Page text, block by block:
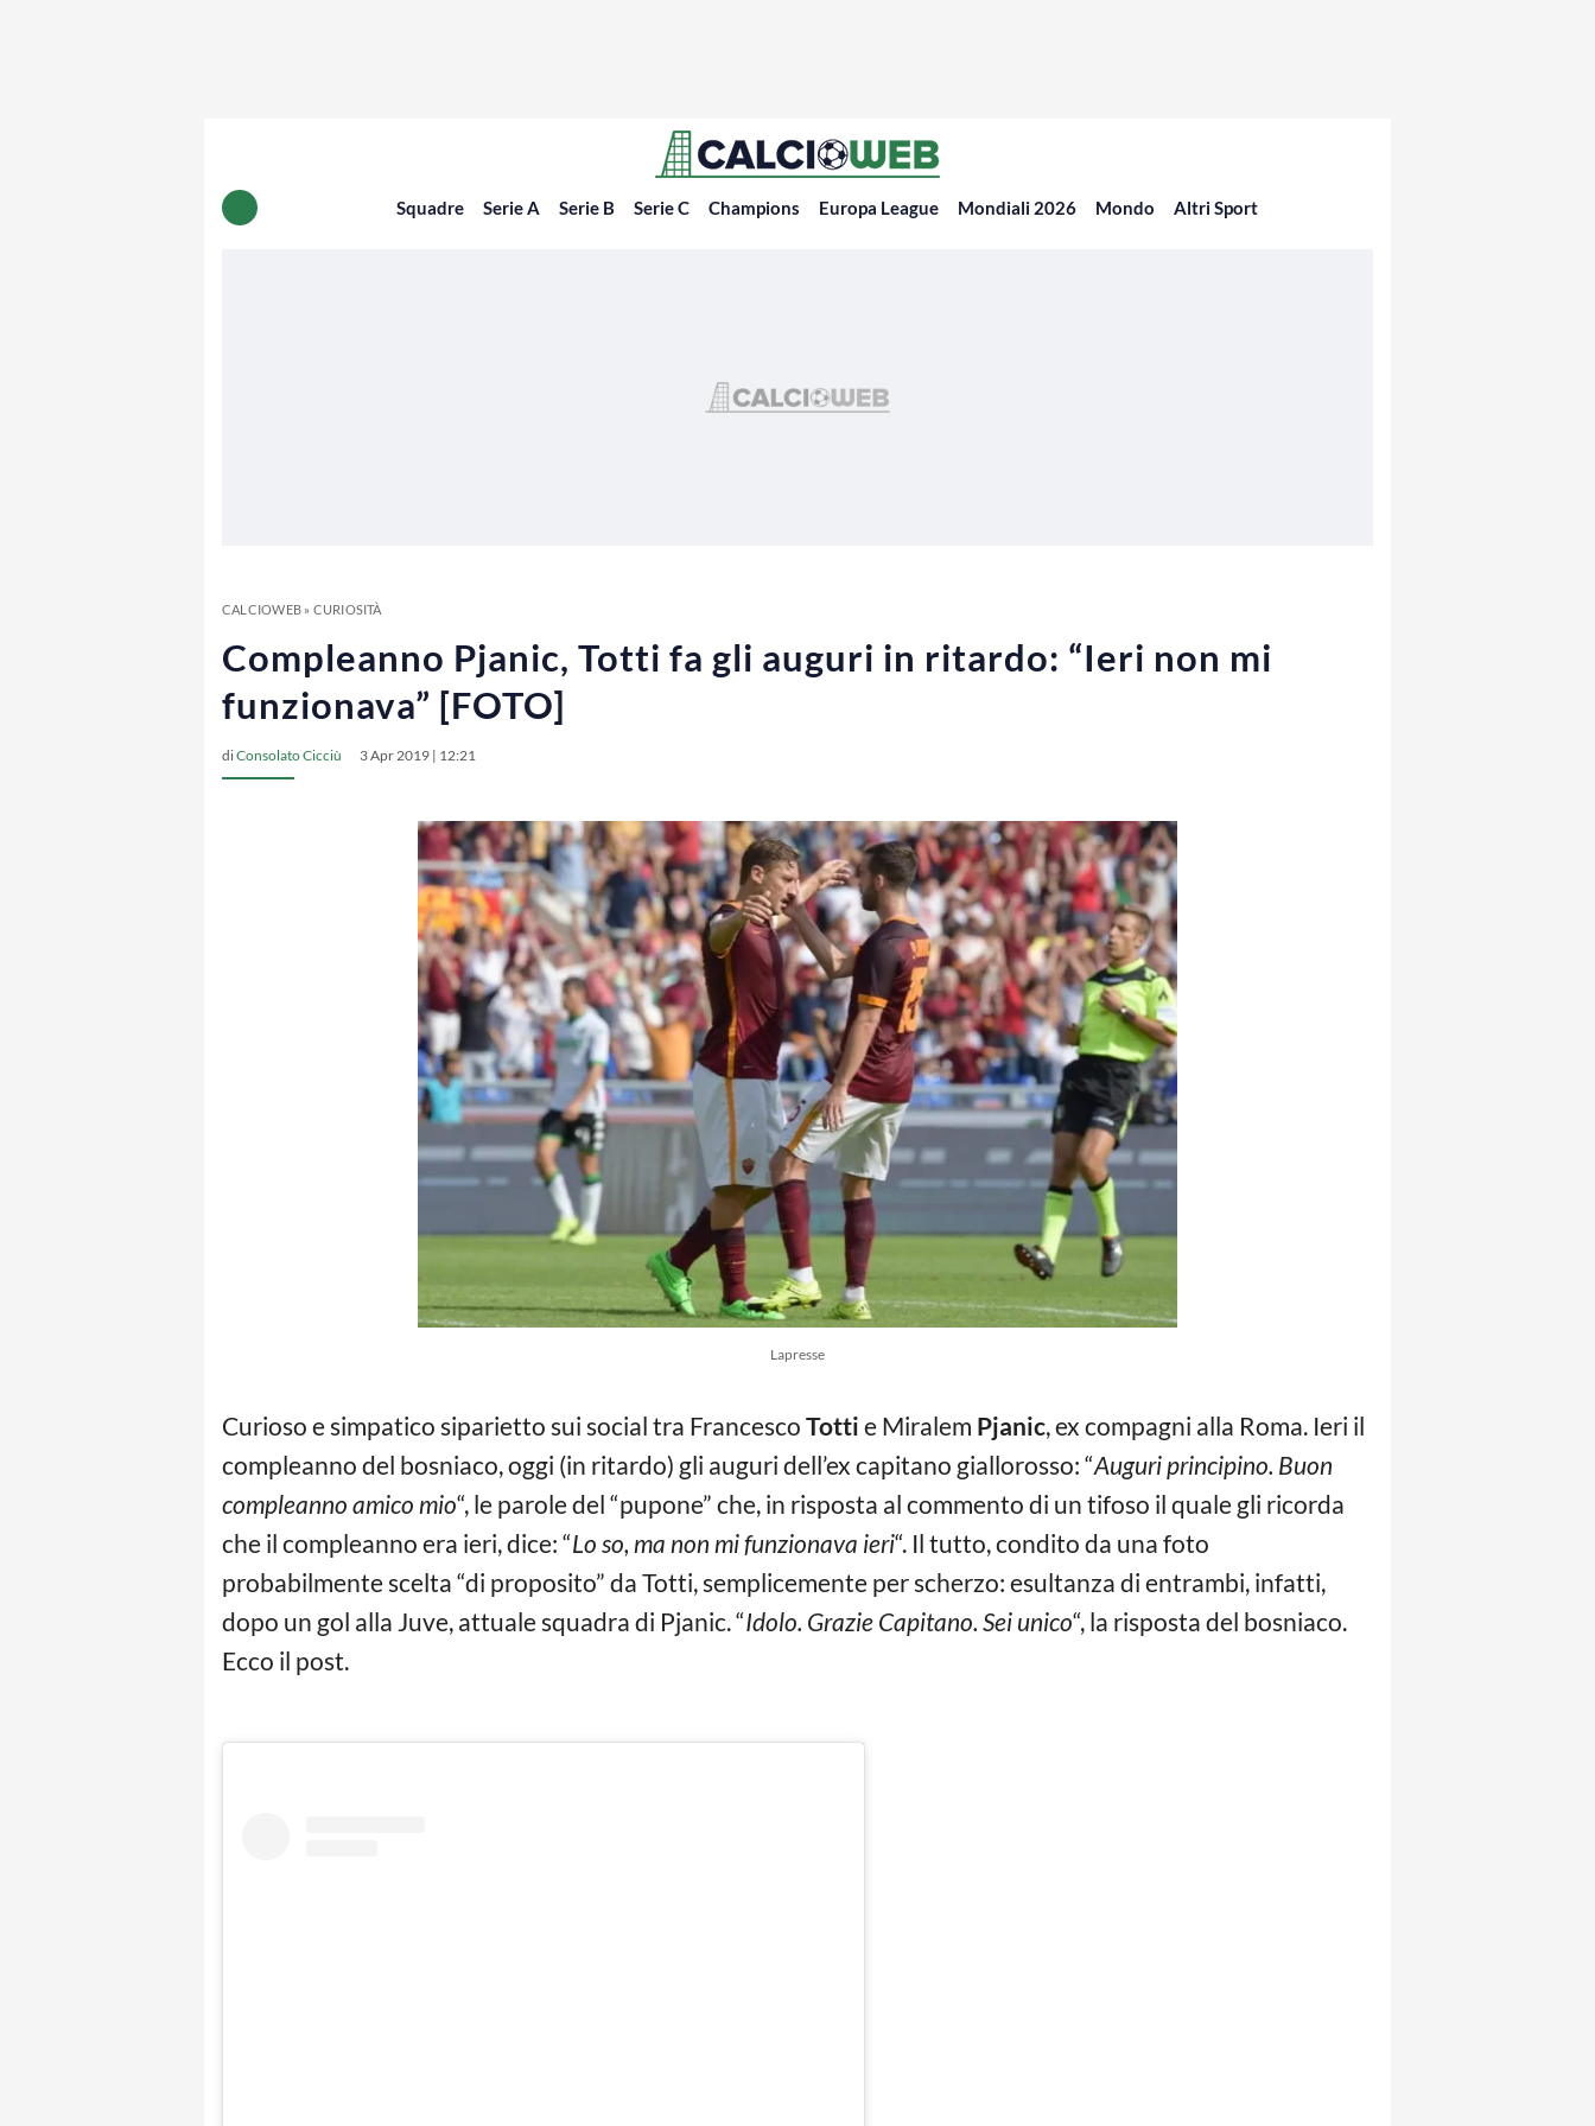
Squadre Serie A Serie B Serie C Champions Europa League Mondiali 2026 Mondo Altri Sport
CALCIOWEB» CURIOSITÀ
Compleanno Pjanic, Totti fa gli auguri in ritardo: “Ieri non mi
funzionava” [FOTO]
diConsolato Cicciù 3 Apr 2019 | 12:21
Lapresse
Curioso e simpatico siparietto sui social tra Francesco Totti e Miralem Pjanic, ex compagni alla Roma. Ieri il
compleanno del bosniaco, oggi (in ritardo) gli auguri dell’ex capitano giallorosso: “Auguri principino. Buon
compleanno amico mio“, le parole del “pupone” che, in risposta al commento di un tifoso il quale gli ricorda
che il compleanno era ieri, dice: “Lo so, ma non mi funzionava ieri“. Il tutto, condito da una foto
probabilmente scelta “di proposito” da Totti, semplicemente per scherzo: esultanza di entrambi, infatti,
dopo un gol alla Juve, attuale squadra di Pjanic. “Idolo. Grazie Capitano. Sei unico“, la risposta del bosniaco.
Ecco il post.